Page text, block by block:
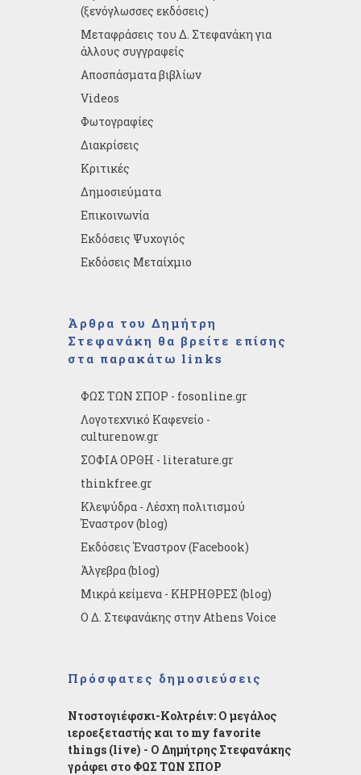
(ξενόγλωσσες εκδόσεις)
Μεταφράσεις του Δ. Στεφανάκη για
άλλους συγγραφείς
Αποσπάσματα βιβλίων
Videos
Φωτογραφίες
Διακρίσεις
Κριτικές
Δημοσιεύματα
Επικοινωνία
Εκδόσεις Ψυχογιός
Εκδόσεις Μεταίχμιο
Άρθρα του Δημήτρη
Στεφανάκη θα βρείτε επίσης
στα παρακάτω links
ΦΩΣ ΤΩΝ ΣΠΟΡ - fosonline.gr
Λογοτεχνικό Καφενείο -
culturenow.gr
ΣΟΦΙΑ ΟΡΘΗ - literature.gr
thinkfree.gr
Κλεψύδρα - Λέσχη πολιτισμού
Έναστρον (blog)
Εκδόσεις Έναστρον (Facebook)
Άλγεβρα (blog)
Μικρά κείμενα - ΚΗΡΗΘΡΕΣ (blog)
Ο Δ. Στεφανάκης στην Athens Voice
Πρόσφατες δημοσιεύσεις
Ντοστογιέφσκι-Κολτρέιν: Ο μεγάλος
ιεροεξεταστής και το my favorite
things (live) - Ο Δημήτρης Στεφανάκης
γράφει στο ΦΩΣ ΤΩΝ ΣΠΟΡ